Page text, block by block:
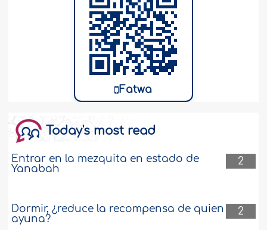
Fatwa
Today's most read
2
Entrar en la mezquita en estado de
Yanabah
2
Dormir, ¿reduce la recompensa de quien
ayuna?